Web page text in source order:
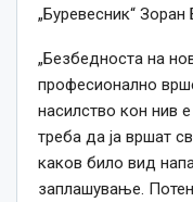
„Буревесник“
„Безбедноста на
професионално
насилство кон нив
треба да ја вршат
каков било вид
заплашување.